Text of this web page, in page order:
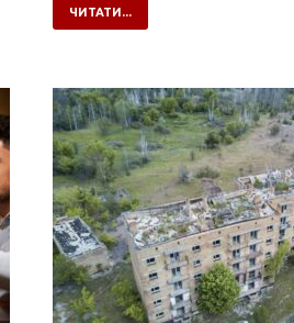
ЧИТАТИ...